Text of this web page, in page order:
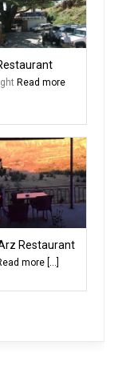
Read more
Restaurant
more [...]